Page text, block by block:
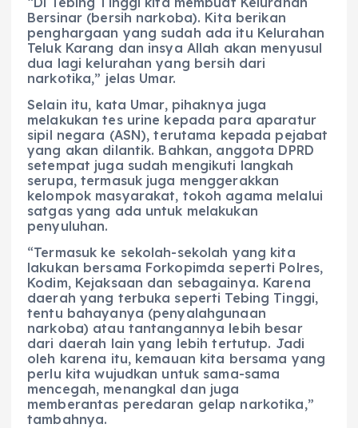
Bersinar (bersih narkoba). Kita berikan
penghargaan yang sudah ada itu Kelurahan
Teluk Karang dan insya Allah akan menyusul
dua lagi kelurahan yang bersih dari
narkotika,” jelas Umar.
Selain itu, kata Umar, pihaknya juga
melakukan tes urine kepada para aparatur
sipil negara (ASN), terutama kepada pejabat
yang akan dilantik. Bahkan, anggota DPRD
setempat juga sudah mengikuti langkah
serupa, termasuk juga menggerakkan
kelompok masyarakat, tokoh agama melalui
satgas yang ada untuk melakukan
penyuluhan.
“Termasuk ke sekolah-sekolah yang kita
lakukan bersama Forkopimda seperti Polres,
Kodim, Kejaksaan dan sebagainya. Karena
daerah yang terbuka seperti Tebing Tinggi,
tentu bahayanya (penyalahgunaan
narkoba) atau tantangannya lebih besar
dari daerah lain yang lebih tertutup. Jadi
oleh karena itu, kemauan kita bersama yang
perlu kita wujudkan untuk sama-sama
mencegah, menangkal dan juga
memberantas peredaran gelap narkotika,”
tambahnya.